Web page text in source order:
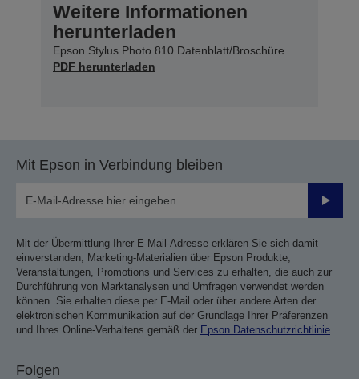
Weitere Informationen
herunterladen
Epson Stylus Photo 810 Datenblatt/Broschüre
PDF herunterladen
Mit Epson in Verbindung bleiben
Mit der Übermittlung Ihrer E-Mail-Adresse erklären Sie sich damit
einverstanden, Marketing-Materialien über Epson Produkte,
Veranstaltungen, Promotions und Services zu erhalten, die auch zur
Durchführung von Marktanalysen und Umfragen verwendet werden
können. Sie erhalten diese per E-Mail oder über andere Arten der
elektronischen Kommunikation auf der Grundlage Ihrer Präferenzen
und Ihres Online-Verhaltens gemäß der Epson Datenschutzrichtlinie
Folgen